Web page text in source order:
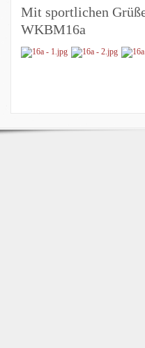
Mit sportlichen
WKBM16a